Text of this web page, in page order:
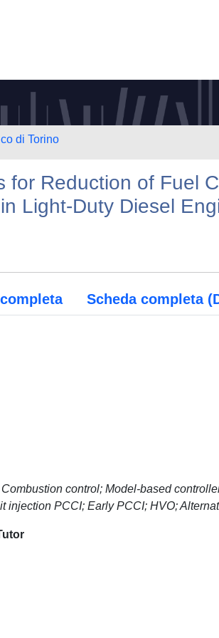
di Torino
for Reduction of Fuel
Light-Duty Diesel
Scheda completa
control; Model-based
injection PCCI; Early PCCI; HVO;